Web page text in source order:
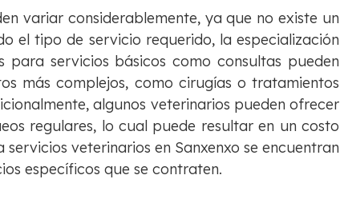
variar considerablemente, ya que no existe un
el tipo de servicio requerido, la especialización
servicios básicos como consultas pueden
más complejos, como cirugías o tratamientos
algunos veterinarios pueden ofrecer
regulares, lo cual puede resultar en un costo
veterinarios en Sanxenxo se encuentran
específicos que se contraten.